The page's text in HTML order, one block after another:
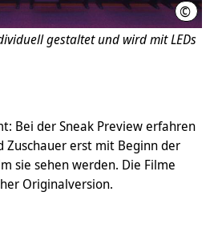
© Jan
gestaltet und wird mit LEDs
Bei der Sneak Preview erfahren
Zuschauer erst mit Beginn der
sie sehen werden. Die Filme
Originalversion.